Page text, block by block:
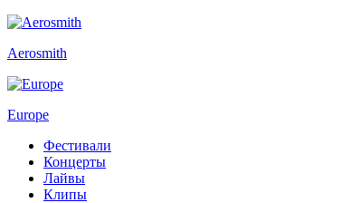
Aerosmith
Europe
Фестивали
Концерты
Лайвы
Клипы